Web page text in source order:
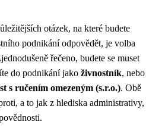
otázek, na které budete
podnikání odpovědět, je volba
řečeno, budete se muset
do podnikání jako živnostník, nebo
s ručením omezeným (s.r.o.). Obě
a to jak z hlediska administrativy,